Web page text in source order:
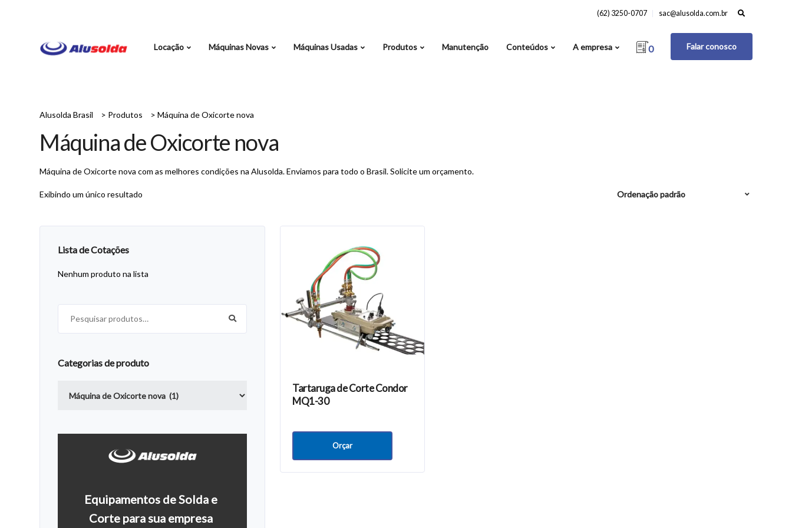
Search
(62) 3250-0707 sac@alusolda.com.br
Locação Máquinas Novas Máquinas Usadas Produtos Manutenção Conteúdos A empresa Falar conosco
0
Alusolda Brasil > Produtos > Máquina de Oxicorte nova
Máquina de Oxicorte nova
Máquina de Oxicorte nova com as melhores condições na Alusolda. Enviamos para todo o Brasil. Solicite um orçamento.
Exibindo um único resultado
Lista de Cotações
Nenhum produto na lista
Categorias de produto
Equipamentos de Solda e
Corte para sua empresa
Tartaruga de Corte Condor
MQ1-30
Orçar
Entre em contato conosco